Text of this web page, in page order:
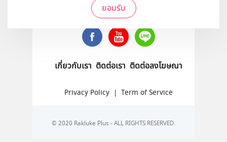
ยอมรับ
ติดตามเราได้ที่
เกี่ยวกับเรา ติดต่อเรา ติดต่อลงโฆษณา
Privacy Policy | Term of Service
© 2020 Rakluke Plus - ALL RIGHTS RESERVED.